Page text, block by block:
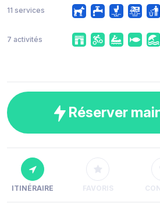
11 services
7 activités
Réserver
ITINÉRAIRE FAVORIS